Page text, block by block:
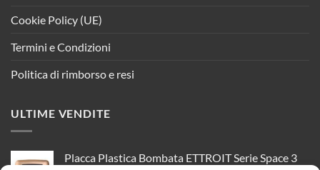
Cookie Policy (UE)
Termini e Condizioni
Politica di rimborso e resi
ULTIME VENDITE
Placca Plastica Bombata ETTROIT Serie Space 3